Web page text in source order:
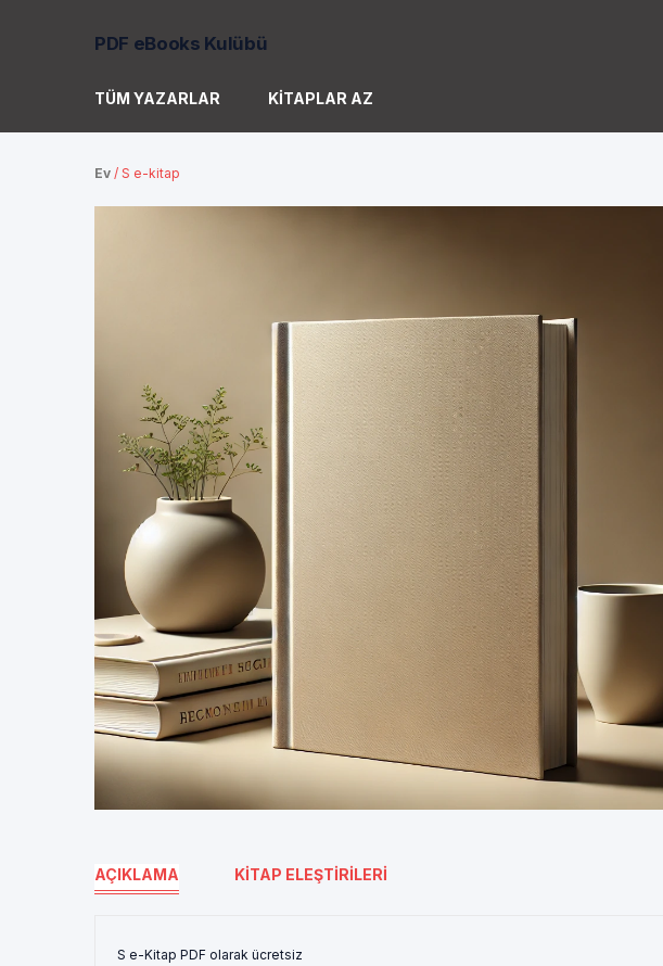
PDF eBooks Kulübü
TÜM YAZARLAR KITAPLAR AZ
Ev / S e-kitap
AÇIKLAMA KITAP ELEŞTIRILERI
S e-Kitap PDF olarak ücretsiz